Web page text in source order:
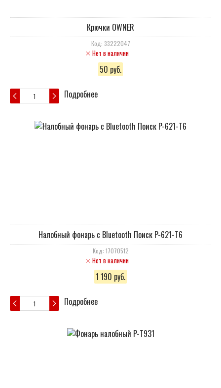
Крючки OWNER
Код: 33222047
Нет в наличии
50 руб.
Подробнее
Налобный фонарь с Bluetooth Поиск P-621-T6
Код: 17070512
Нет в наличии
1 190 руб.
Подробнее